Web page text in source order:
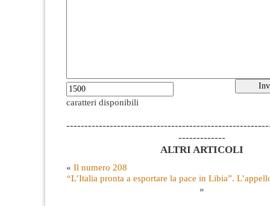
caratteri disponibili
-------------
ALTRI ARTICOLI
« Il numero 208
“L’Italia pronta a esportare la pace in Libia”.
»